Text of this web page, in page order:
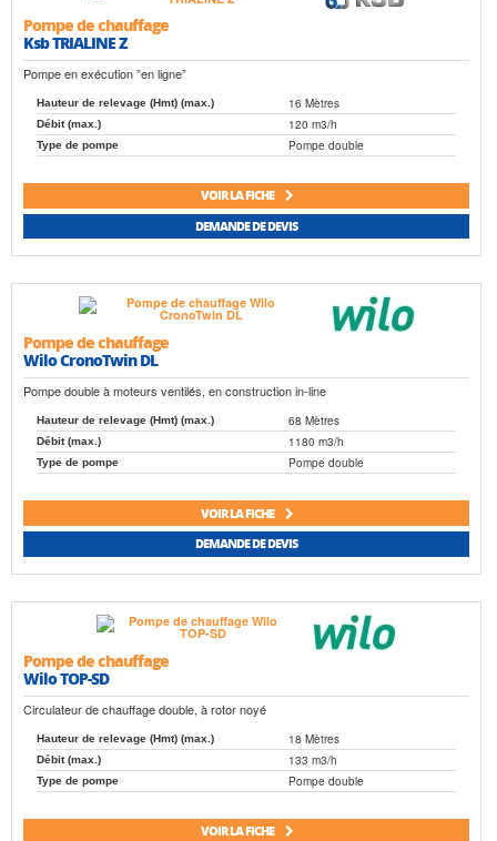
Pompe de chauffage
Ksb TRIALINE Z
Pompe en exécution ”en ligne”
Hauteur de relevage (Hmt) (max.) 16 Mètres
Débit (max.) 120 m3/h
Type de pompe Pompe double
VOIR LA FICHE
DEMANDE DE DEVIS
Pompe de chauffage
Wilo CronoTwin DL
Pompe double à moteurs ventilés, en construction in-line
Hauteur de relevage (Hmt) (max.) 68 Mètres
Débit (max.) 1180 m3/h
Type de pompe Pompe double
VOIR LA FICHE
DEMANDE DE DEVIS
Pompe de chauffage
Wilo TOP-SD
Circulateur de chauffage double, à rotor noyé
Hauteur de relevage (Hmt) (max.) 18 Mètres
Débit (max.) 133 m3/h
Type de pompe Pompe double
VOIR LA FICHE